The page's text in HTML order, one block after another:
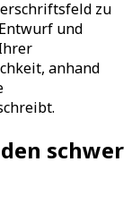
zu
und
anhand
schwer